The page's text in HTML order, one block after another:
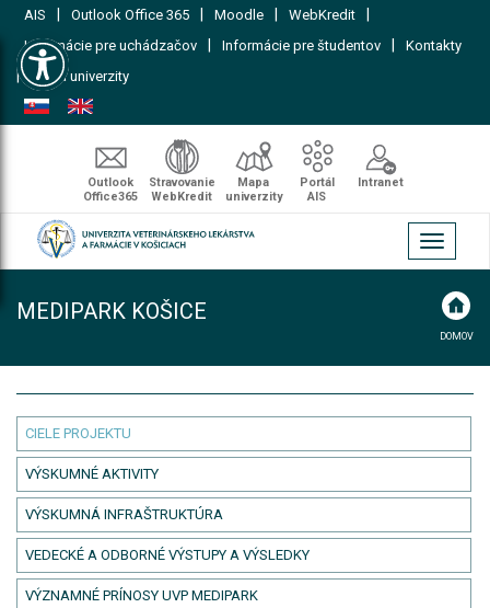
Open toolbar
AIS Outlook Office 365 Moodle WebKredit
Informácie pre uchádzačov Informácie pre študentov Kontakty
| Mapa univerzity
Outlook
Office365
Stravovanie
WebKredit
Mapa
univerzity
Portál
AIS
Intranet
Toggle
MEDIPARK KOŠICE
DOMOV
CIELE PROJEKTU
VÝSKUMNÉ AKTIVITY
VÝSKUMNÁ INFRAŠTRUKTÚRA
VEDECKÉ A ODBORNÉ VÝSTUPY A VÝSLEDKY
VÝZNAMNÉ PRÍNOSY UVP MEDIPARK